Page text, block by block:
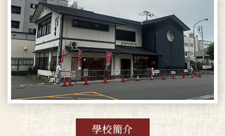
學校簡介